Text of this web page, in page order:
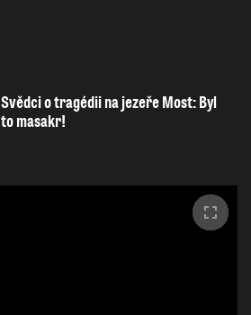
Svědci o tragédii na jezeře Most: Byl
to masakr!